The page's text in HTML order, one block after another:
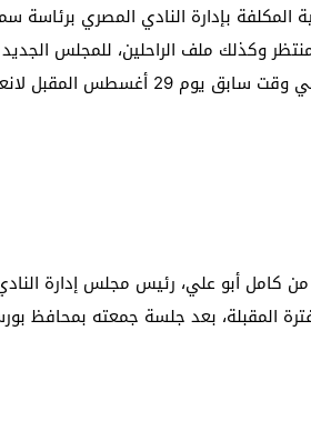
المكلفة بإدارة النادي المصري
وكذلك ملف الراحلين، للمجلس
لجنة إدارة المصري في وقت
أبو علي، رئيس مجلس إدارة النادي
المقبلة، بعد جلسة جمعته بمحافظ